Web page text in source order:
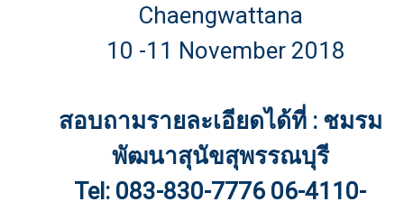
Chaengwattana
10 -11 November 2018
สอบถามรายละเอียดได้ที่ : ชมรม
พัฒนาสุนัขสุพรรณบุรี
Tel: 083-830-7776 06-4110-